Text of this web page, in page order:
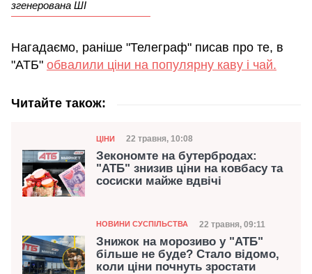
згенерована ШІ
Нагадаємо, раніше "Телеграф" писав про те, в
"АТБ" обвалили ціни на популярну каву і чай.
Читайте також:
Категорія
ЦІНИ Дата публікації
22 травня, 10:08
Зекономте на бутербродах:
"АТБ" знизив ціни на ковбасу та
сосиски майже вдвічі
Категорія
НОВИНИ СУСПІЛЬСТВА Дата публікації
22 травня, 09:11
Знижок на морозиво у "АТБ"
більше не буде? Стало відомо,
коли ціни почнуть зростати